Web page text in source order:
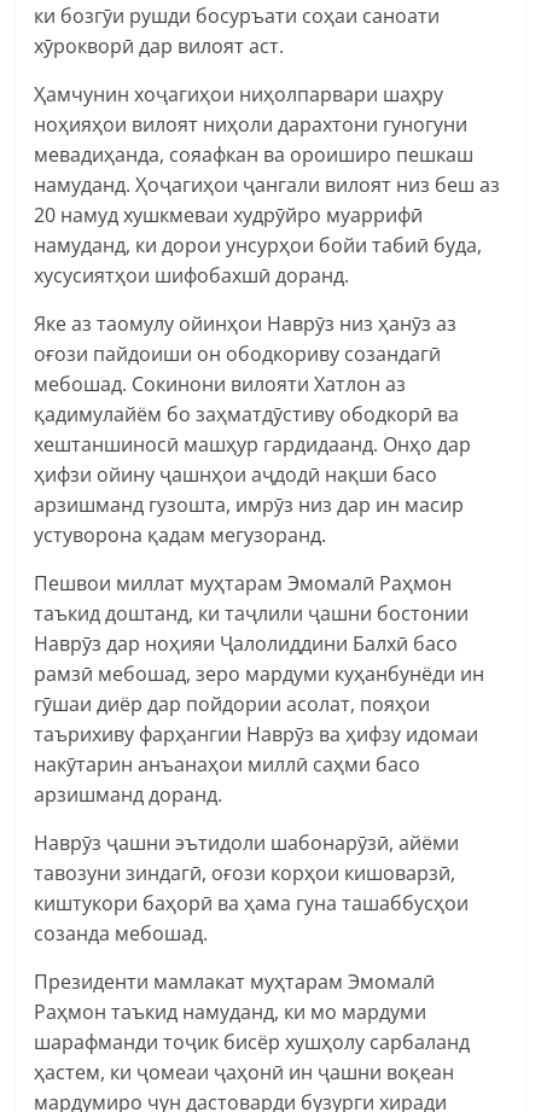
ки бозгӯи рушди босуръати соҳаи саноати
хӯрокворӣ дар вилоят аст.
Ҳамчунин хоҷагиҳои ниҳолпарвари шаҳру
ноҳияҳои вилоят ниҳоли дарахтони гуногуни
мевадиҳанда, сояафкан ва ороиширо пешкаш
намуданд. Ҳоҷагиҳои ҷангали вилоят низ беш аз
20 намуд хушкмеваи худрӯйро муаррифӣ
намуданд, ки дорои унсурҳои бойи табиӣ буда,
хусусиятҳои шифобахшӣ доранд.
Яке аз таомулу ойинҳои Наврӯз низ ҳанӯз аз
оғози пайдоиши он ободкориву созандагӣ
мебошад. Сокинони вилояти Хатлон аз
қадимулайём бо заҳматдӯстиву ободкорӣ ва
хештаншиносӣ машҳур гардидаанд. Онҳо дар
ҳифзи ойину ҷашнҳои аҷдодӣ нақши басо
арзишманд гузошта, имрӯз низ дар ин масир
устуворона қадам мегузоранд.
Пешвои миллат муҳтарам Эмомалӣ Раҳмон
таъкид доштанд, ки таҷлили ҷашни бостонии
Наврӯз дар ноҳияи Ҷалолиддини Балхӣ басо
рамзӣ мебошад, зеро мардуми куҳанбунёди ин
гӯшаи диёр дар пойдории асолат, пояҳои
таърихиву фарҳангии Наврӯз ва ҳифзу идомаи
накӯтарин анъанаҳои миллӣ саҳми басо
арзишманд доранд.
Наврӯз ҷашни эътидоли шабонарӯзӣ, айёми
тавозуни зиндагӣ, оғози корҳои кишоварзӣ,
киштукори баҳорӣ ва ҳама гуна ташаббусҳои
созанда мебошад.
Президенти мамлакат муҳтарам Эмомалӣ
Раҳмон таъкид намуданд, ки мо мардуми
шарафманди тоҷик бисёр хушҳолу сарбаланд
ҳастем, ки ҷомеаи ҷаҳонӣ ин ҷашни воқеан
мардумиро чун дастоварди бузурги хиради